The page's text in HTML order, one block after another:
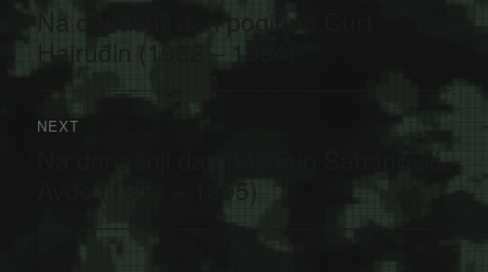
članaka
post:
Na današnji dan poginuo Čurt
Hajrudin (1962 – 1994)
NEXT
Na današnji dan poginuo Šabanović
Avdo (1956 – 1995)